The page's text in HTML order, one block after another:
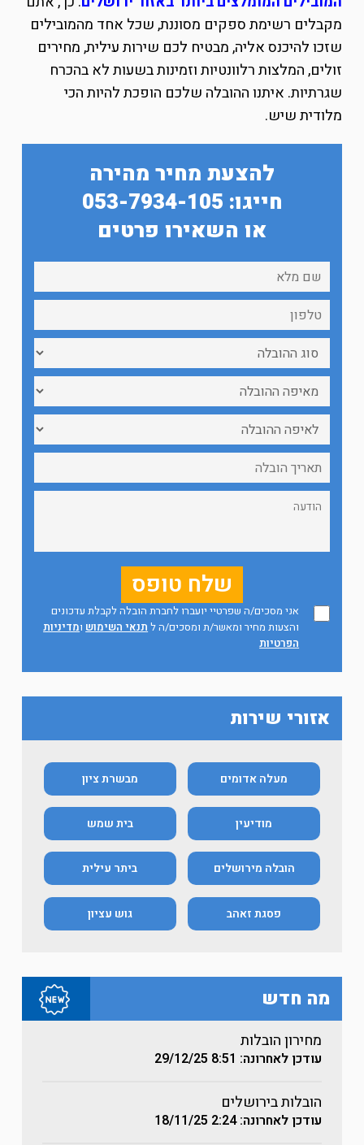
מקבלים רשימת ספקים מסוננת, שכל אחד מהמובילים
שזכו להיכנס אליה, מבטיח לכם שירות עילית, מחירים
זולים, המלצות רלוונטיות וזמינות בשעות לא בהכרח
שגרתיות. איתנו ההובלה שלכם הופכת להיות הכי
מלודית שיש.
להצעת מחיר מהירה
חייגו: 053-7934-105
או השאירו פרטים
אני מסכים/ה שפרטיי יועברו לחברת הובלה לקבלת עדכונים
והצעות מחיר ומאשר/ת ומסכים/ה ל תנאי השימוש ומדיניות
הפרטיות
אזורי שירות
מעלה אדומים מבשרת ציון
מודיעין בית שמש
הובלה מירושלים ביתר עילית
פסגת זאהב גוש עציון
מה חדש
מחירון הובלות
עודכן לאחרונה: 8:51 29/12/25
הובלות בירושלים
עודכן לאחרונה: 2:24 18/11/25